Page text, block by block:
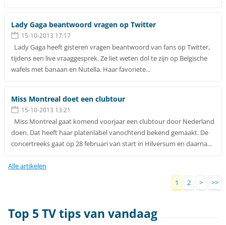
Lady Gaga beantwoord vragen op Twitter
15-10-2013 17:17
Lady Gaga heeft gisteren vragen beantwoord van fans op Twitter,
tijdens een live vraaggesprek. Ze liet weten dol te zijn op Belgische
wafels met banaan en Nutella. Haar favoriete...
Miss Montreal doet een clubtour
15-10-2013 13:21
Miss Montreal gaat komend voorjaar een clubtour door Nederland
doen. Dat heeft haar platenlabel vanochtend bekend gemaakt. De
concertreeks gaat op 28 februari van start in Hilversum en daarna...
Alle artikelen
1
2 > >>
Top 5 TV tips van vandaag